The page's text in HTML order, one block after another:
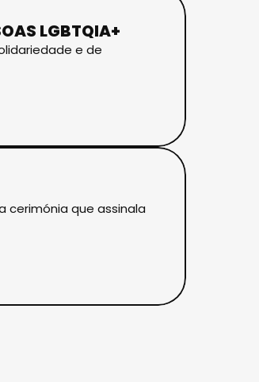
LGBTQIA+
e de
cerimónia que assinala